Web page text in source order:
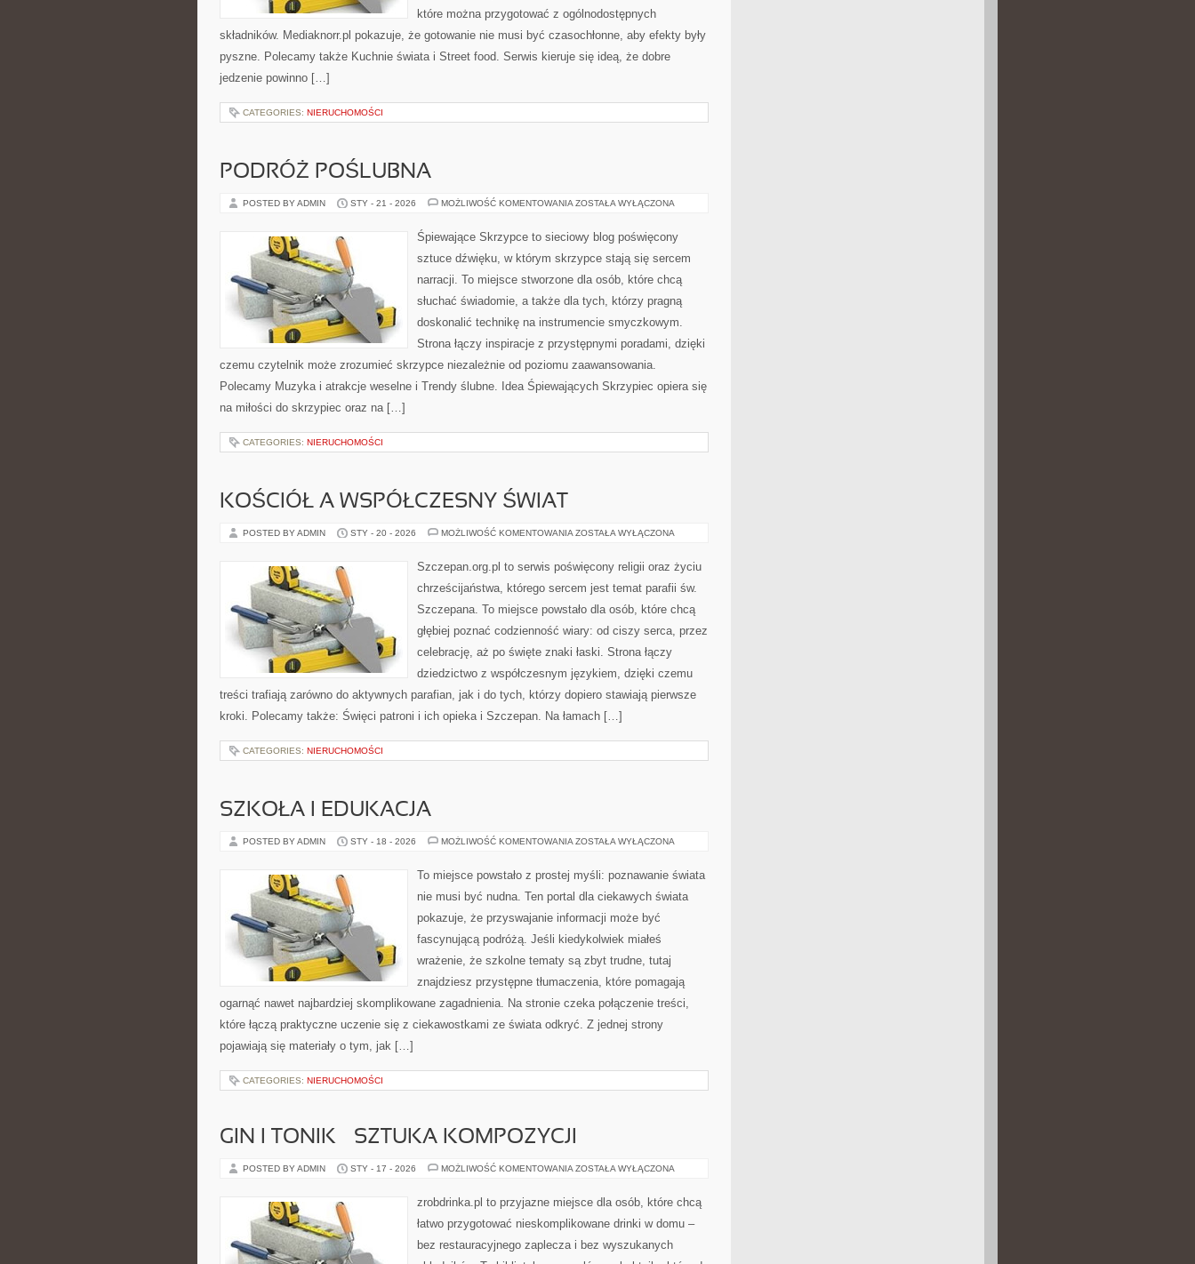
które można przygotować z ogólnodostępnych
składników. Mediaknorr.pl pokazuje, że gotowanie nie musi być czasochłonne, aby efekty były
pyszne. Polecamy także Kuchnie świata i Street food. Serwis kieruje się ideą, że dobre
jedzenie powinno […]
CATEGORIES: NIERUCHOMOŚCI
PODRÓŻ POŚLUBNA
POSTED BY ADMIN STY - 21 - 2026 MOŻLIWOŚĆ KOMENTOWANIA PODRÓŻ
ZOSTAŁA WYŁĄCZONA
Śpiewające Skrzypce to sieciowy blog poświęcony
sztuce dźwięku, w którym skrzypce stają się sercem
narracji. To miejsce stworzone dla osób, które chcą
słuchać świadomie, a także dla tych, którzy pragną
doskonalić technikę na instrumencie smyczkowym.
Strona łączy inspiracje z przystępnymi poradami, dzięki
czemu czytelnik może zrozumieć skrzypce niezależnie od poziomu zaawansowania.
Polecamy Muzyka i atrakcje weselne i Trendy ślubne. Idea Śpiewających Skrzypiec opiera się
na miłości do skrzypiec oraz na […]
CATEGORIES: NIERUCHOMOŚCI
KOŚCIÓŁ A WSPÓŁCZESNY ŚWIAT
POSTED BY ADMIN STY - 20 - 2026 MOŻLIWOŚĆ KOMENTOWANIA KOŚCIÓŁ
ŚWIAT
ZOSTAŁA WYŁĄCZONA
Szczepan.org.pl to serwis poświęcony religii oraz życiu
chrześcijaństwa, którego sercem jest temat parafii św.
Szczepana. To miejsce powstało dla osób, które chcą
głębiej poznać codzienność wiary: od ciszy serca, przez
celebrację, aż po święte znaki łaski. Strona łączy
dziedzictwo z współczesnym językiem, dzięki czemu
treści trafiają zarówno do aktywnych parafian, jak i do tych, którzy dopiero stawiają pierwsze
kroki. Polecamy także: Święci patroni i ich opieka i Szczepan. Na łamach […]
CATEGORIES: NIERUCHOMOŚCI
SZKOŁA I EDUKACJA
POSTED BY ADMIN STY - 18 - 2026 MOŻLIWOŚĆ KOMENTOWANIA SZKOŁA
ZOSTAŁA WYŁĄCZONA
To miejsce powstało z prostej myśli: poznawanie świata
nie musi być nudna. Ten portal dla ciekawych świata
pokazuje, że przyswajanie informacji może być
fascynującą podróżą. Jeśli kiedykolwiek miałeś
wrażenie, że szkolne tematy są zbyt trudne, tutaj
znajdziesz przystępne tłumaczenia, które pomagają
ogarnąć nawet najbardziej skomplikowane zagadnienia. Na stronie czeka połączenie treści,
które łączą praktyczne uczenie się z ciekawostkami ze świata odkryć. Z jednej strony
pojawiają się materiały o tym, jak […]
CATEGORIES: NIERUCHOMOŚCI
GIN I TONIK – SZTUKA KOMPOZYCJI
POSTED BY ADMIN STY - 17 - 2026 MOŻLIWOŚĆ KOMENTOWANIA GIN
SZTUKA
ZOSTAŁA WYŁĄCZONA
zrobdrinka.pl to przyjazne miejsce dla osób, które chcą
łatwo przygotować nieskomplikowane drinki w domu –
bez restauracyjnego zaplecza i bez wyszukanych